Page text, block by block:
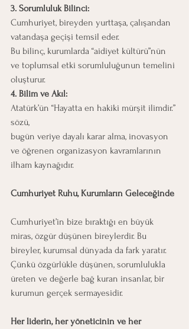
3. Sorumluluk Bilinci:
Cumhuriyet, bireyden yurttaşa, çalışandan
vatandaşa geçişi temsil eder.
Bu bilinç, kurumlarda “aidiyet kültürü”nün
ve toplumsal etki sorumluluğunun temelini
oluşturur.
4. Bilim ve Akıl:
Atatürk’ün “Hayatta en hakiki mürşit ilimdir.”
sözü,
bugün veriye dayalı karar alma, inovasyon
ve öğrenen organizasyon kavramlarının
ilham kaynağıdır.
Cumhuriyet Ruhu, Kurumların Geleceğinde
Cumhuriyet’in bize bıraktığı en büyük
miras, özgür düşünen bireylerdir. Bu
bireyler, kurumsal dünyada da fark yaratır.
Çünkü özgürlükle düşünen, sorumlulukla
üreten ve değerle bağ kuran insanlar, bir
kurumun gerçek sermayesidir.
Her liderin, her yöneticinin ve her